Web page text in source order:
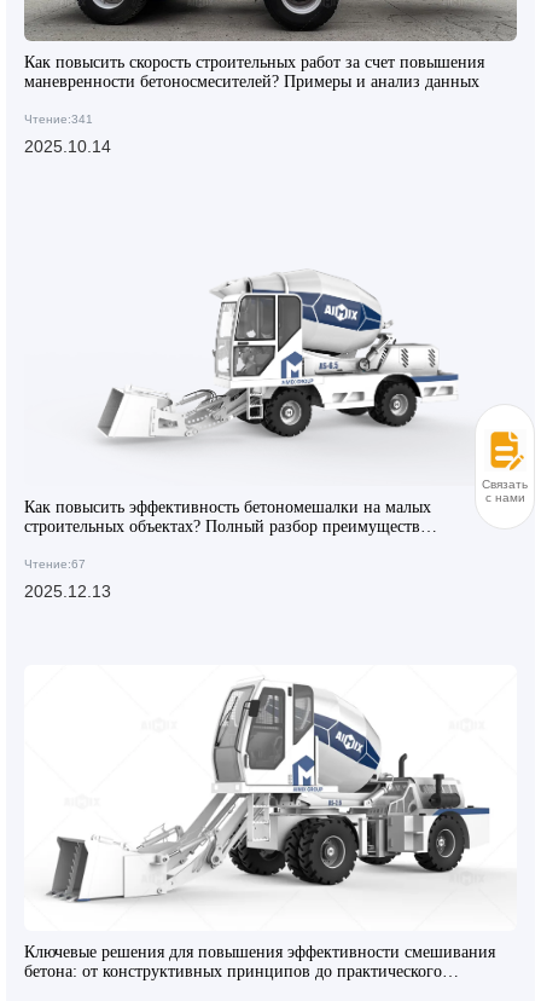
Как повысить скорость строительных работ за счет повышения
маневренности бетоносмесителей? Примеры и анализ данных
Чтение:341
2025.10.14
Как повысить эффективность бетономешалки на малых
строительных объектах? Полный разбор преимуществ
Чтение:67
2025.12.13
Ключевые решения для повышения эффективности смешивания
бетона: от конструктивных принципов до практического
Связаться
с нами